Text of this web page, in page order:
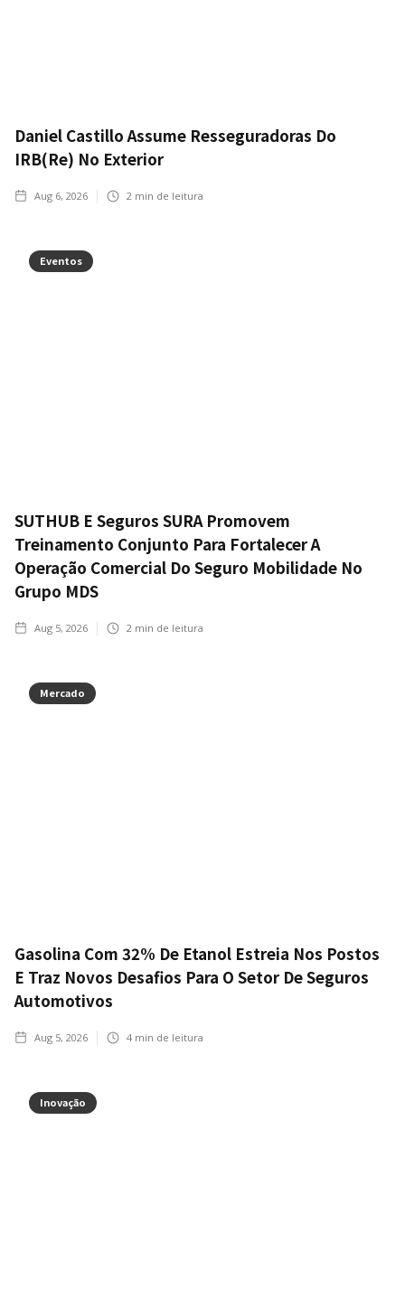
Daniel Castillo Assume Resseguradoras Do
IRB(Re) No Exterior
Aug 6, 2026 2 min de leitura
Eventos
SUTHUB E Seguros SURA Promovem
Treinamento Conjunto Para Fortalecer A
Operação Comercial Do Seguro Mobilidade No
Grupo MDS
Aug 5, 2026 2 min de leitura
Mercado
Gasolina Com 32% De Etanol Estreia Nos Postos
E Traz Novos Desafios Para O Setor De Seguros
Automotivos
Aug 5, 2026 4 min de leitura
Inovação